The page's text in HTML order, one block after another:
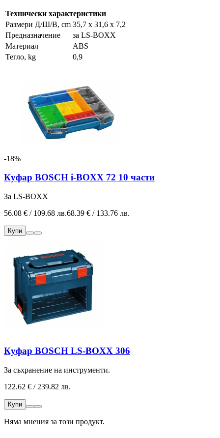
Технически характеристики
Размери Д/Ш/В, cm 35,7 х 31,6 х 7,2
Предназначение
за LS-BOXX
Материал
ABS
Тегло, kg
0,9
-18%
Куфар BOSCH i-BOXX 72 10 части
За LS-BOXX
56.08 € / 109.68 лв.68.39 € / 133.76 лв.
Купи
Куфар BOSCH LS-BOXX 306
За съхранение на инструменти.
122.62 € / 239.82 лв.
Купи
Няма мнения за този продукт.